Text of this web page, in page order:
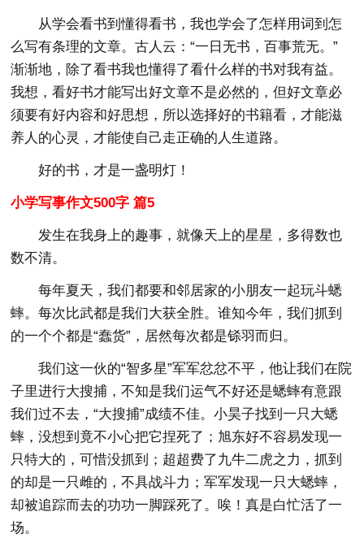
从学会看书到懂得看书，我也学会了怎样用词到怎
么写有条理的文章。古人云：“一日无书，百事荒无。”
渐渐地，除了看书我也懂得了看什么样的书对我有益。
我想，看好书才能写出好文章不是必然的，但好文章必
须要有好内容和好思想，所以选择好的书籍看，才能滋
养人的心灵，才能使自己走正确的人生道路。
好的书，才是一盏明灯！
小学写事作文500字 篇5
发生在我身上的趣事，就像天上的星星，多得数也
数不清。
每年夏天，我们都要和邻居家的小朋友一起玩斗蟋
蟀。每次比武都是我们大获全胜。谁知今年，我们抓到
的一个个都是“蠢货”，居然每次都是铩羽而归。
我们这一伙的“智多星”军军忿忿不平，他让我们在院
子里进行大搜捕，不知是我们运气不好还是蟋蟀有意跟
我们过不去，“大搜捕”成绩不佳。小昊子找到一只大蟋
蟀，没想到竟不小心把它捏死了；旭东好不容易发现一
只特大的，可惜没抓到；超超费了九牛二虎之力，抓到
的却是一只雌的，不具战斗力；军军发现一只大蟋蟀，
却被追踪而去的功功一脚踩死了。唉！真是白忙活了一
场。